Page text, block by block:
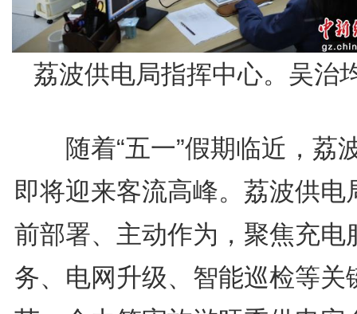
荔波供电局指挥中心。吴治
随着“五一”假期临近，荔
即将迎来客流高峰。荔波供电
前部署、主动作为，聚焦充电
务、电网升级、智能巡检等关